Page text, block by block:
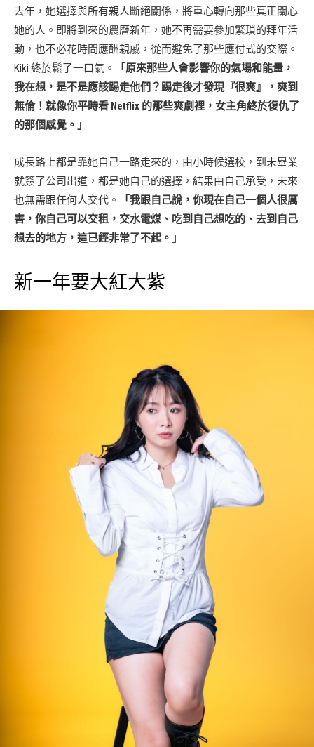
去年，她選擇與所有親人斷絕關係，將重心轉向那些真正關心
她的人。即將到來的農曆新年，她不再需要參加繁瑣的拜年活
動，也不必花時間應酬親戚，從而避免了那些應付式的交際。
Kiki 終於鬆了一口氣。
「原來那些人會影響你的氣場和能量，
我在想，是不是應該踢走他們？踢走後才發現『很爽』，爽到
無倫！就像你平時看 Netflix 的那些爽劇裡，女主角終於復仇了
的那個感覺。」
成長路上都是靠她自己一路走來的，由小時候選校，到未畢業
就簽了公司出道，都是她自己的選擇，結果由自己承受，未來
也無需跟任何人交代。
「我跟自己說，你現在自己一個人很厲
害，你自己可以交租，交水電煤、吃到自己想吃的、去到自己
想去的地方，這已經非常了不起。」
新一年要大紅大紫